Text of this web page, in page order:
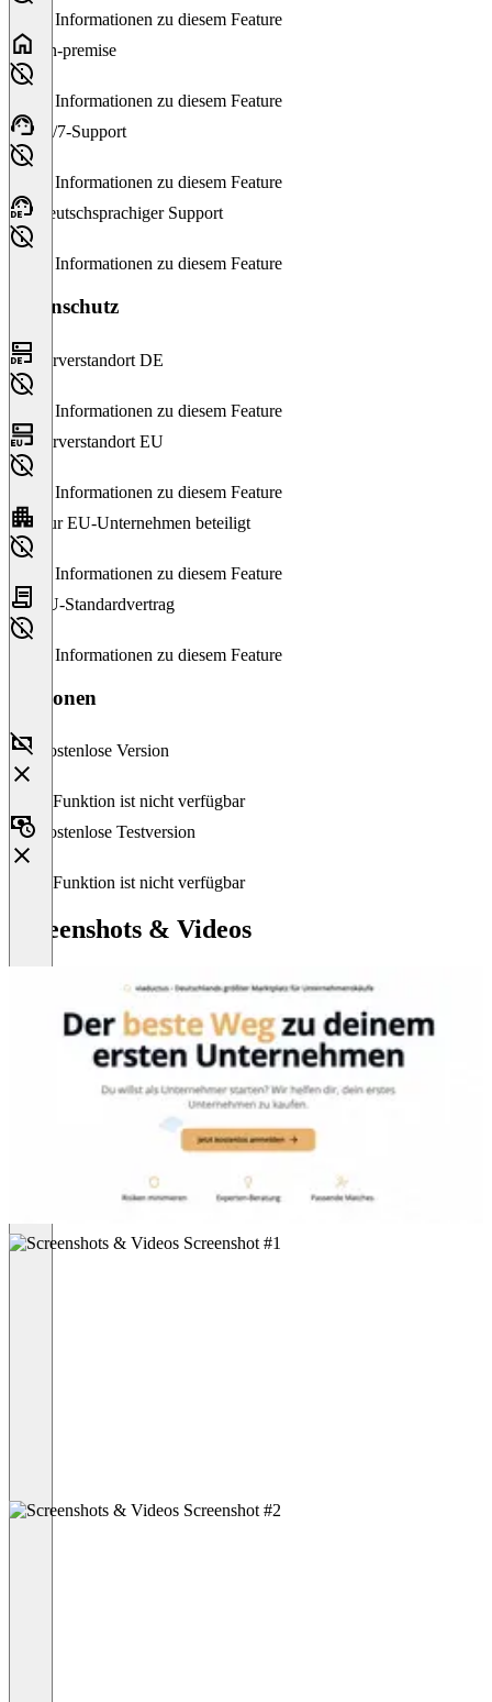
Keine Informationen zu diesem Feature
On-premise
Keine Informationen zu diesem Feature
24/7-Support
Keine Informationen zu diesem Feature
Deutschsprachiger Support
Keine Informationen zu diesem Feature
Datenschutz
Serverstandort DE
Keine Informationen zu diesem Feature
Serverstandort EU
Keine Informationen zu diesem Feature
Nur EU-Unternehmen beteiligt
Keine Informationen zu diesem Feature
EU-Standardvertrag
Keine Informationen zu diesem Feature
Versionen
Kostenlose Version
Diese Funktion ist nicht verfügbar
Kostenlose Testversion
Diese Funktion ist nicht verfügbar
Screenshots & Videos